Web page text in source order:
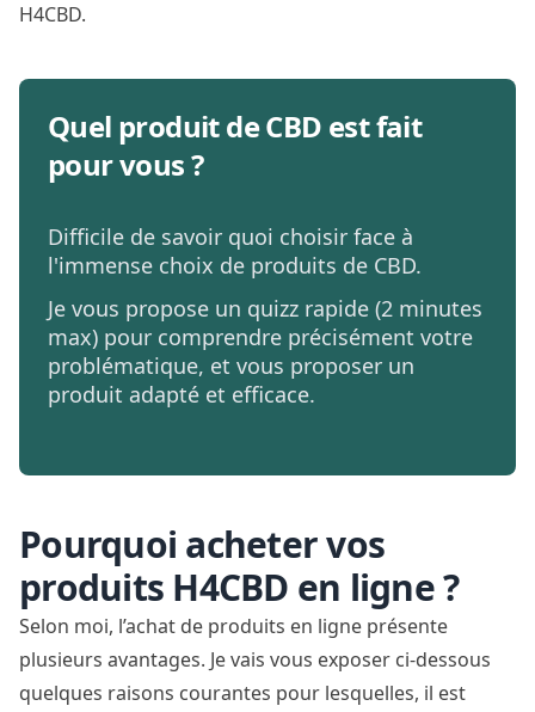
H4CBD.
Quel produit de CBD est fait
pour vous ?
Difficile de savoir quoi choisir face à
l'immense choix de produits de CBD.
Je vous propose un quizz rapide (2 minutes
max) pour comprendre précisément votre
problématique, et vous proposer un
produit adapté et efficace.
Pourquoi acheter vos
produits H4CBD en ligne ?
Selon moi, l’achat de produits en ligne présente
plusieurs avantages. Je vais vous exposer ci-dessous
quelques raisons courantes pour lesquelles, il est